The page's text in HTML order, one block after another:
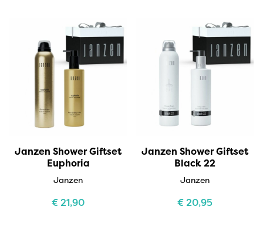
Janzen Shower Giftset
Euphoria
Janzen
€21,90
Janzen Shower Giftset
Black 22
Janzen
€20,95